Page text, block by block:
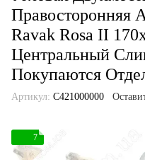
Правосторонняя
Ravak Rosa II
Центральный
Покупаются
Артикул: C421000000
7